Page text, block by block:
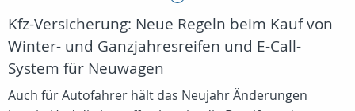
Kfz-Versicherung: Neue Regeln beim Kauf von
Winter- und Ganzjahresreifen und E-Call-
System für Neuwagen
Auch für Autofahrer hält das Neujahr Änderungen